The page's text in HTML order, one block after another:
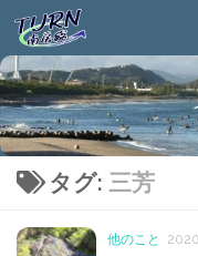
タグ: 三芳
他のこと